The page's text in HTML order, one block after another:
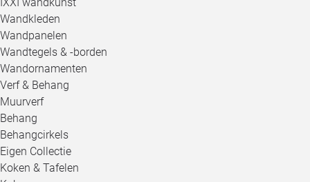
Wandkleden
Wandpanelen
Wandtegels & -borden
Wandornamenten
Verf & Behang
Muurverf
Behang
Behangcirkels
Eigen Collectie
Koken & Tafelen